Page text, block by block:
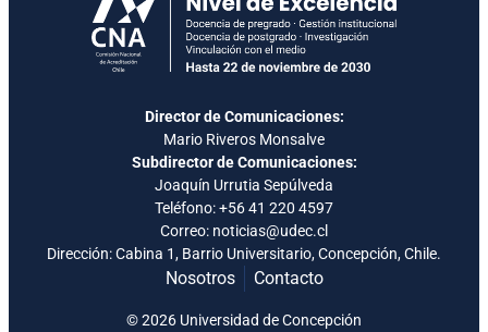
Director de Comunicaciones:
Mario Riveros Monsalve
Subdirector de Comunicaciones:
Joaquín Urrutia Sepúlveda
Teléfono:+56 41 220 4597
Correo: noticias@udec.cl
Dirección: Cabina 1, Barrio Universitario, Concepción, Chile.
Nosotros Contacto
© 2026 Universidad de Concepción